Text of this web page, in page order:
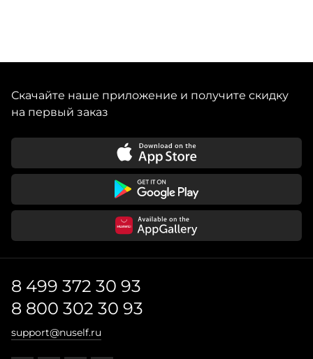
Скачайте наше приложение и получите скидку
на первый заказ
8 499 372 30 93
8 800 302 30 93
support@nuself.ru